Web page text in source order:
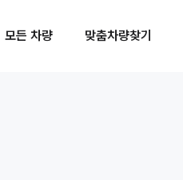
모든 차량 맞춤차량찾기